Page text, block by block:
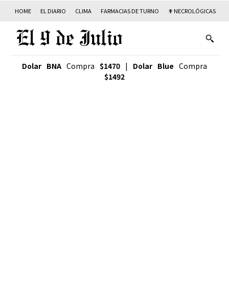
HOME EL DIARIO CLIMA FARMACIAS DE TURNO ✟ NECROLÓGICAS
Dolar BNA Compra $1470 | Dolar Blue Compra
$1492